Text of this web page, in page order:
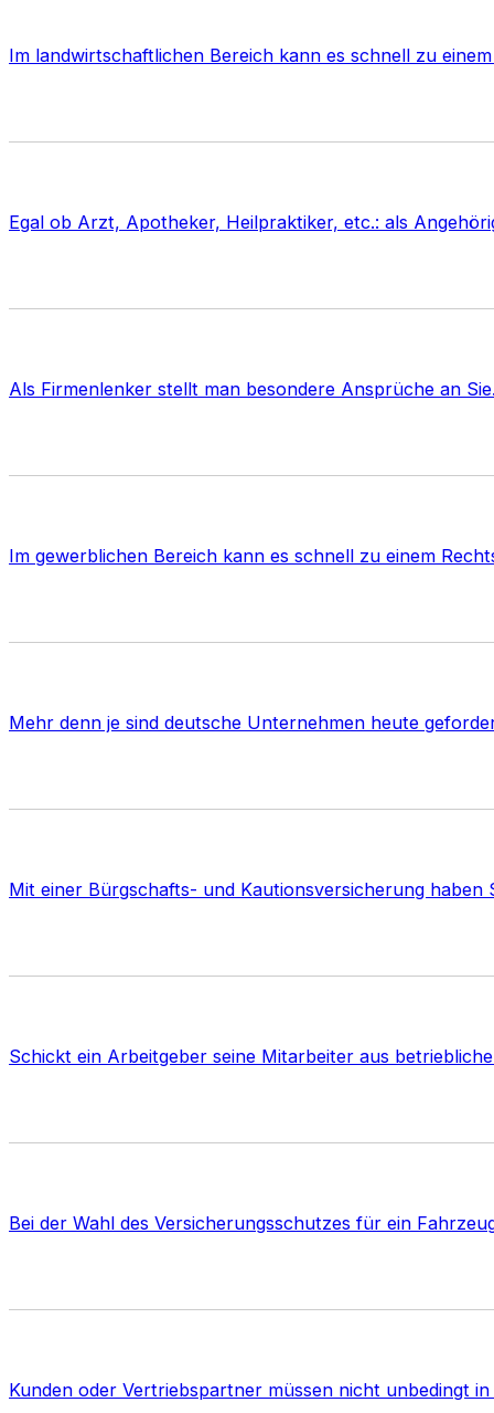
Im landwirtschaftlichen Bereich kann es schnell zu
Egal ob Arzt, Apotheker, Heilpraktiker, etc.: als
Als Firmenlenker stellt man besondere Ansprüche an
Im gewerblichen Bereich kann es schnell zu einem
Mehr denn je sind deutsche Unternehmen heute
Mit einer Bürgschafts- und Kautionsversicherung
Schickt ein Arbeitgeber seine Mitarbeiter aus
Bei der Wahl des Versicherungsschutzes für ein
Kunden oder Vertriebspartner müssen nicht unbedingt